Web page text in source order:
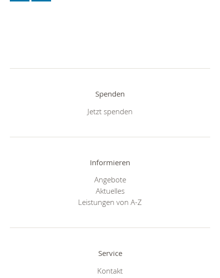
Spenden
Jetzt spenden
Informieren
Angebote
Aktuelles
Leistungen von A-Z
Service
Kontakt